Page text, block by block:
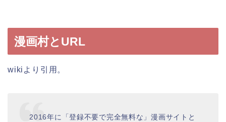
漫画村とURL
wikiより引用。
2016年に「登録不要で完全無料な」漫画サイトと